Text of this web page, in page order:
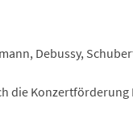
Debussy,
die Konzertförderung